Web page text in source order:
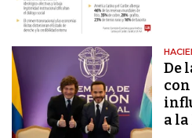
De
a